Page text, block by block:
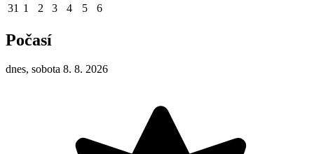
31 1 2 3 4 5 6
Počasí
dnes, sobota 8. 8. 2026